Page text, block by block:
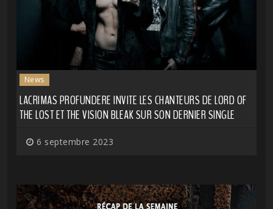
News
LACRIMAS PROFUNDERE INVITE LES CHANTEURS DE LORD OF
THE LOST ET THE VISION BLEAK SUR SON DERNIER SINGLE
6 septembre 2023